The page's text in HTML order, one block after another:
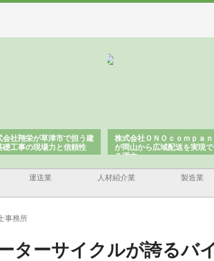
会社翔栄が草津市で担う建
礎工事の現場力と信頼性
株式会社ＯＮＯｃｏｍｐａｎ
が岡山から広域配送を実現で
る理由
運送業 人材紹介業 製造業
事務所
ターサイクルが誇るバ